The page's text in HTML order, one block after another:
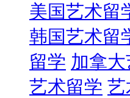
美国艺术留
韩国艺术留
留学 加拿
艺术留学 艺